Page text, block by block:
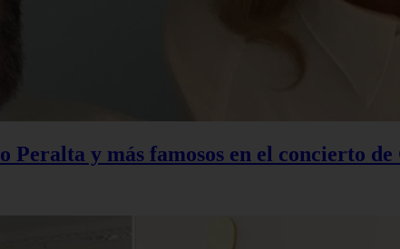
y más famosos en el concierto